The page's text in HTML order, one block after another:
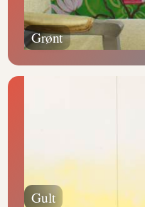
Grønt
Gult